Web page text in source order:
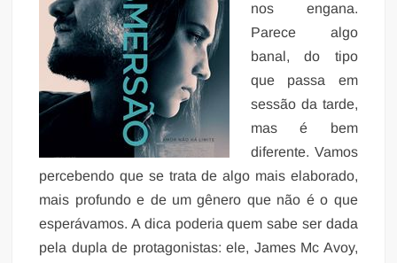
nos engana.
Parece algo
banal, do tipo
que passa em
sessão da tarde,
mas é bem
diferente. Vamos
percebendo que se trata de algo mais elaborado,
mais profundo e de um gênero que não é o que
esperávamos. A dica poderia quem sabe ser dada
pela dupla de protagonistas: ele, James Mc Avoy,